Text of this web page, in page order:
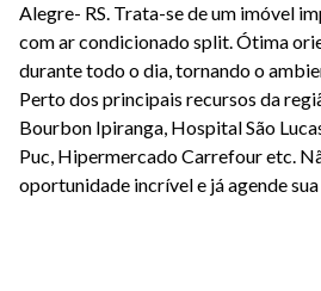
Alegre- RS. Trata-se de um imóvel
com ar condicionado split. Ótima
durante todo o dia, tornando o
Perto dos principais recursos da
Bourbon Ipiranga, Hospital São
Puc, Hipermercado Carrefour etc.
oportunidade incrível e já agende